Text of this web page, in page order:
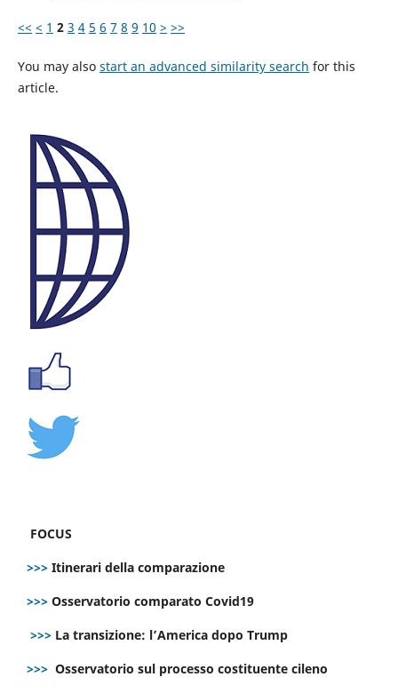
<< < 1 2 3 4 5 6 7 8 9 10 > >>
You may also start an advanced similarity search for this
article.
FOCUS
>>> Itinerari della comparazione
>>> Osservatorio comparato Covid19
>>> La transizione: l’America dopo Trump
>>> Osservatorio sul processo costituente cileno